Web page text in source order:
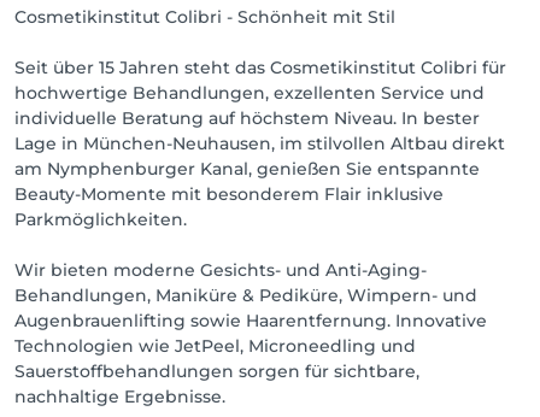
Cosmetikinstitut Colibri - Schönheit mit Stil
Seit über 15 Jahren steht das Cosmetikinstitut Colibri für
hochwertige Behandlungen, exzellenten Service und
individuelle Beratung auf höchstem Niveau. In bester
Lage in München-Neuhausen, im stilvollen Altbau direkt
am Nymphenburger Kanal, genießen Sie entspannte
Beauty-Momente mit besonderem Flair inklusive
Parkmöglichkeiten.
Wir bieten moderne Gesichts- und Anti-Aging-
Behandlungen, Maniküre & Pediküre, Wimpern- und
Augenbrauenlifting sowie Haarentfernung. Innovative
Technologien wie JetPeel, Microneedling und
Sauerstoffbehandlungen sorgen für sichtbare,
nachhaltige Ergebnisse.